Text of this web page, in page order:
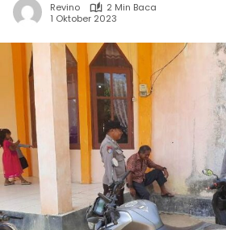
Revino
2 Min Baca
1 Oktober 2023